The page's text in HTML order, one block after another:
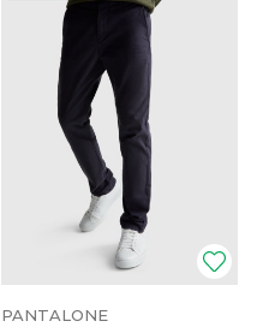
PANTALONE